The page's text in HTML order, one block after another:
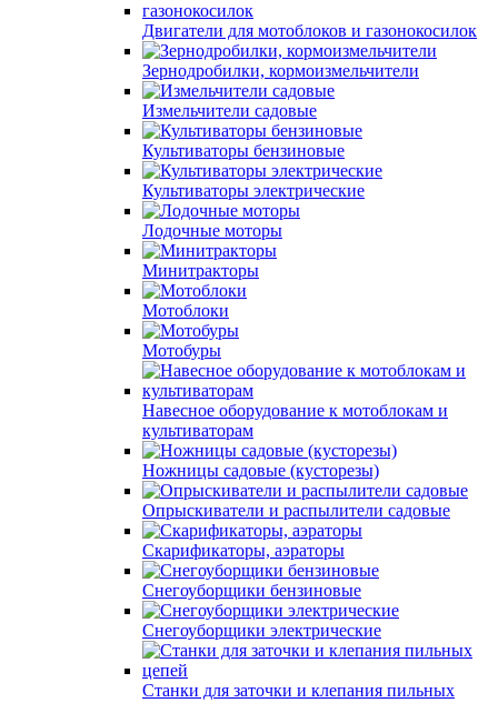
Двигатели для мотоблоков и газонокосилок
Зернодробилки, кормоизмельчители
Измельчители садовые
Культиваторы бензиновые
Культиваторы электрические
Лодочные моторы
Минитракторы
Мотоблоки
Мотобуры
Навесное оборудование к мотоблокам и
культиваторам
Ножницы садовые (кусторезы)
Опрыскиватели и распылители садовые
Скарификаторы, аэраторы
Снегоуборщики бензиновые
Снегоуборщики электрические
Станки для заточки и клепания пильных